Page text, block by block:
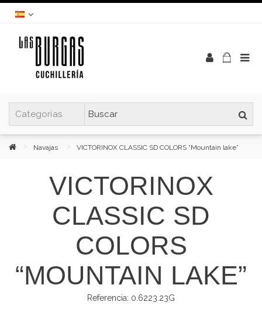
Navajas VICTORINOX CLASSIC SD COLORS “Mountain lake”
VICTORINOX
CLASSIC SD
COLORS
“MOUNTAIN LAKE”
Referencia: 0.6223.23G